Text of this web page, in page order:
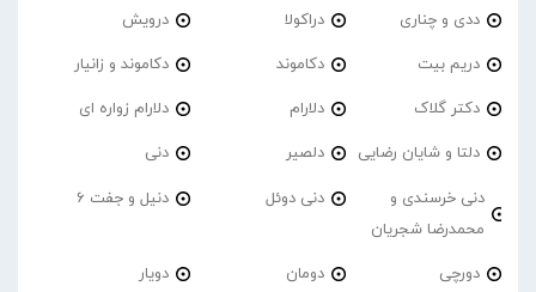
ددی و چناری دراکولا درویش
دریم بیت دکاموند دکاموند و زانیار
دکتر گلاک دلارام دلارام زواره ای
دلتا و شایان رضایی دلصیر دنی
دنی خرسندی و
محمدرضا شجریان
دنی دوئل دنیل و جفت 6
دورچی دومان دویار